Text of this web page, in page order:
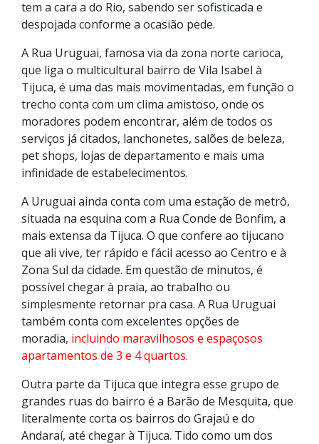
tem a cara a do Rio, sabendo ser sofisticada e
despojada conforme a ocasião pede.
A Rua Uruguai, famosa via da zona norte carioca,
que liga o multicultural bairro de Vila Isabel à
Tijuca, é uma das mais movimentadas, em função o
trecho conta com um clima amistoso, onde os
moradores podem encontrar, além de todos os
serviços já citados, lanchonetes, salões de beleza,
pet shops, lojas de departamento e mais uma
infinidade de estabelecimentos.
A Uruguai ainda conta com uma estação de metrô,
situada na esquina com a Rua Conde de Bonfim, a
mais extensa da Tijuca. O que confere ao tijucano
que ali vive, ter rápido e fácil acesso ao Centro e à
Zona Sul da cidade. Em questão de minutos, é
possível chegar à praia, ao trabalho ou
simplesmente retornar pra casa. A Rua Uruguai
também conta com excelentes opções de
moradia, incluindo maravilhosos e espaçosos
apartamentos de 3 e 4 quartos.
Outra parte da Tijuca que integra esse grupo de
grandes ruas do bairro é a Barão de Mesquita, que
literalmente corta os bairros do Grajaú e do
Andaraí, até chegar à Tijuca. Tido como um dos